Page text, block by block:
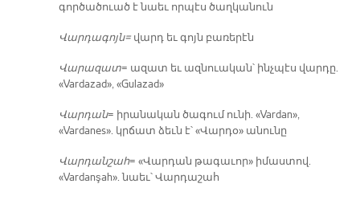
գոր­ծա­ծուած է նաեւ որ­պէս ծաղ­կա­նուն
Վա­րդա­գոյն=վարդ եւ գոյն բա­ռե­րէն
Վա­րա­զատ= ա­զատ եւ ազ­նուա­կան՝ ինչ­պէս վար­դը.
«Vardazad», «Gulazad»
Վար­դան= ի­րա­նա­կան ծա­գում ու­նի. «Vardan»,
«Vardanes». կրճատ ձեւն է՝ «Վար­դօ» ա­նու­նը
Վար­դան­շահ= «Վար­դան թա­գա­ւոր» ի­մաս­տով.
«Vardanşah». նաեւ՝ Վար­դա­շահ